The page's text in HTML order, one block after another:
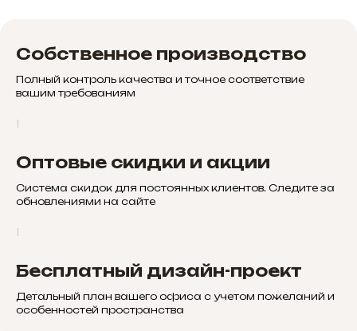
Собственное производство
Полный контроль качества и точное соответствие
вашим требованиям
Оптовые скидки и акции
Система скидок для постоянных клиентов. Следите за
обновлениями на сайте
Бесплатный дизайн-проект
Детальный план вашего офиса с учетом пожеланий и
особенностей пространства